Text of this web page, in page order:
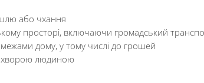
або чхання
просторі, включаючи громадський
дому, у тому числі до грошей
хворою людиною